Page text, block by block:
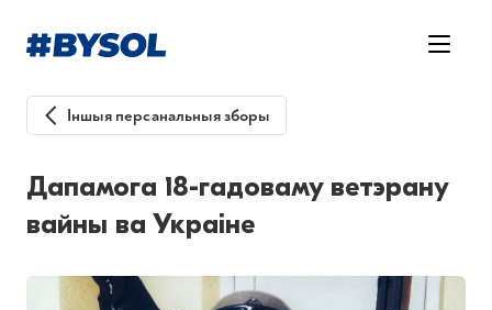
Іншыя персанальныя зборы
Дапамога 18-гадоваму ветэрану
вайны ва Украіне